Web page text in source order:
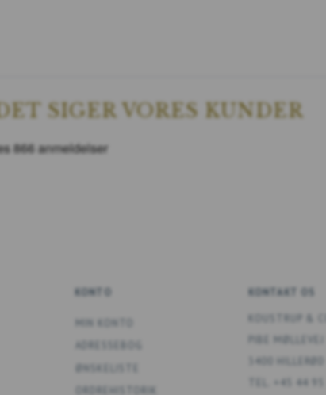
DET SIGER VORES KUNDER
KONTO
MIN KONTO
ADRESSEBOG
KONTAKT OS
PIBE MØLLEVEJ
3400 HILLERØD
TEL. +45 44 95